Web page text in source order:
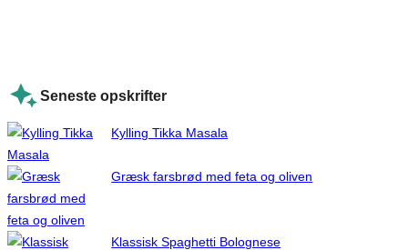
Seneste opskrifter
Kylling Tikka Masala
Græsk farsbrød med feta og oliven
Klassisk Spaghetti Bolognese